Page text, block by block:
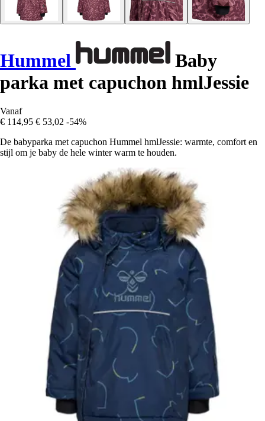
Hummel
Baby
parka met capuchon hmlJessie
Vanaf
€ 114,95 € 53,02 -54%
De babyparka met capuchon Hummel hmlJessie: warmte, comfort en
stijl om je baby de hele winter warm te houden.